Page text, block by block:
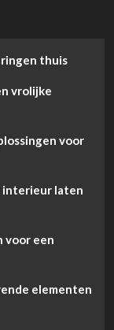
thuis
vrolijke
voor
interieur laten
voor een
elementen